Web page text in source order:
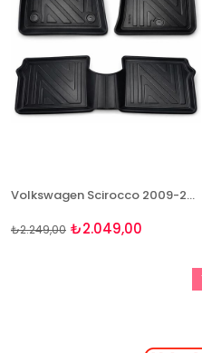
Volkswagen Scirocco 2009-2017 Uyumlu 4D Premium Paspas Bizymo
₺2.049,00
₺2.249,00